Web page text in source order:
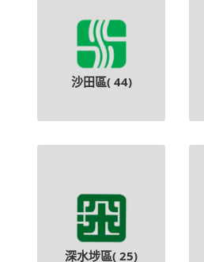
沙田區( 44)
深水埗區( 25)